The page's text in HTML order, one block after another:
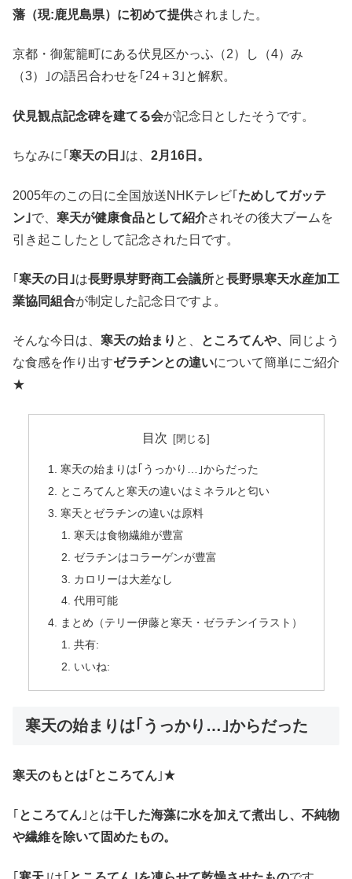
藩（現:鹿児島県）に初めて提供されました。
京都・御駕籠町にある伏見区かっふ（2）し（4）み
（3）｣の語呂合わせを｢24＋3｣と解釈。
伏見観点記念碑を建てる会が記念日としたそうです。
ちなみに｢ 寒天の日｣は、 2月16日。
2005年のこの日に全国放送NHKテレビ｢ ためしてガッテ
ン｣で、 寒天が健康食品として紹介されその後大ブームを
引き起こしたとして記念された日です。
｢ 寒天の日｣は長野県芽野商工会議所と長野県寒天水産加工
業協同組合が制定した記念日ですよ。
そんな今日は、 寒天の始まり と、 ところてんや、
同じよう
な食感を作り出すゼラチンとの違いについて簡単にご紹介
★
目次
寒天の始まりは｢うっかり…｣からだった
ところてんと寒天の違いはミネラルと匂い
寒天とゼラチンの違いは原料
寒天は食物繊維が豊富
ゼラチンはコラーゲンが豊富
カロリーは大差なし
代用可能
まとめ（テリー伊藤と寒天・ゼラチンイラスト）
共有:
いいね:
寒天の始まりは｢うっかり…｣からだった
寒天のもとは｢ところてん ｣★
｢ ところてん ｣とは干した海藻に水を加えて煮出し、不純物
や繊維を除いて固めたもの。